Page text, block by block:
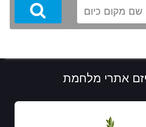
Search
אתרי מלחמת